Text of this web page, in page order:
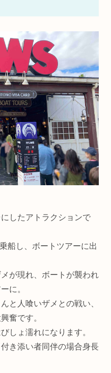
したアトラクションで
船し、ボートツアーに出
が現れ、ボートが襲われ
に。
と人喰いザメとの戦い、
奮です。
しょ濡れになります。
き添い者同伴の場合身長